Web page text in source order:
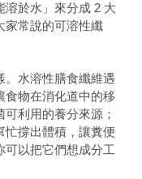
溶於水」來分成 2 大
家常說的可溶性纖
。水溶性膳食纖維遇
食物在消化道中的移
利用的養分來源；
忙撐出體積，讓糞便
可以把它們想成分工